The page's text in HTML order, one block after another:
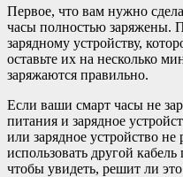
Первое, что вам нужно
часы полностью заряжены.
зарядному устройству,
оставьте их на несколько
заряжаются правильно.
Если ваши смарт часы не
питания и зарядное
или зарядное устройство не
использовать другой
чтобы увидеть, решит ли